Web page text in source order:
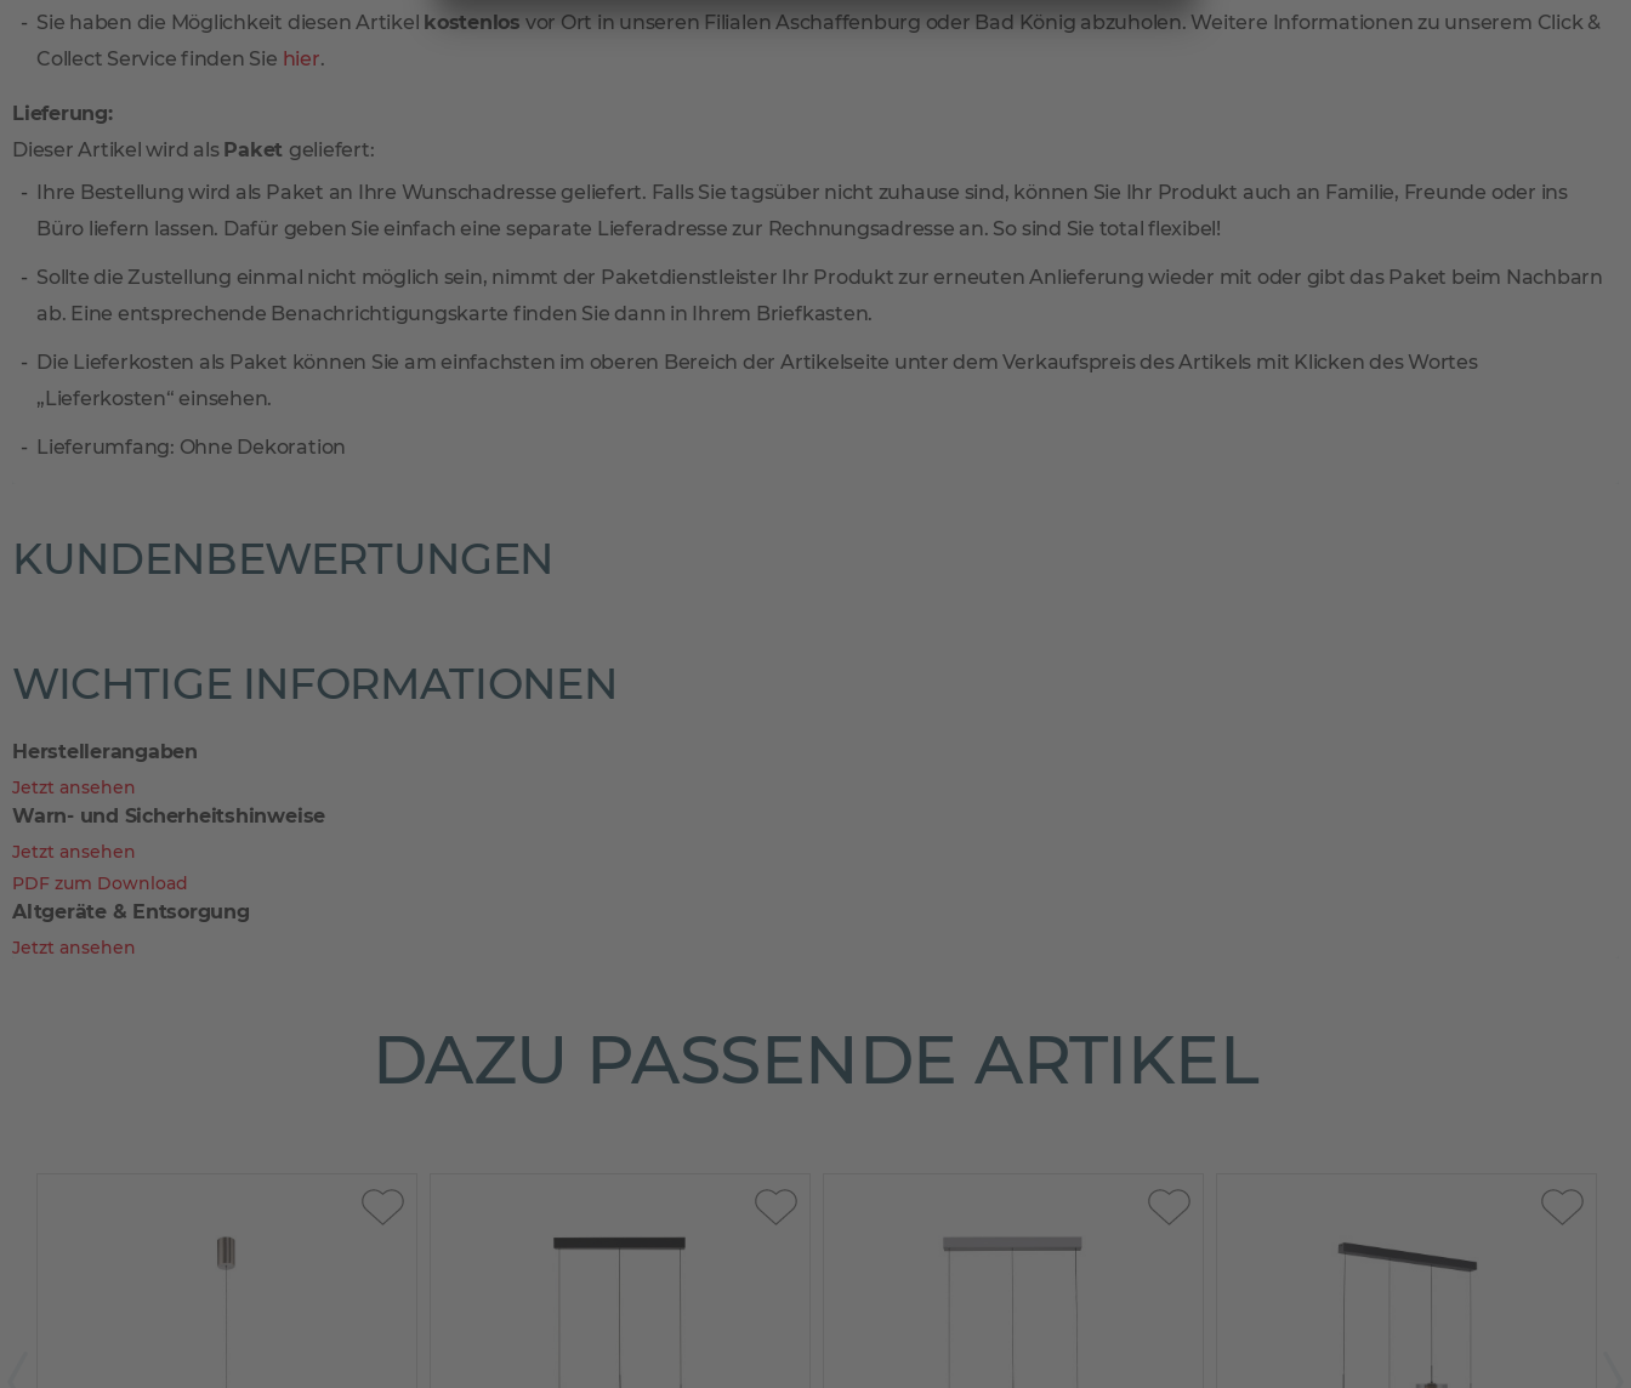
Sie haben die Möglichkeit diesen Artikel kostenlos vor Ort in unseren Filialen Aschaffenburg oder Bad König abzuholen. Weitere Informationen zu unserem Click &
Collect Service finden Sie hier.
Lieferung:
Dieser Artikel wird als Paket geliefert:
Ihre Bestellung wird als Paket an Ihre Wunschadresse geliefert. Falls Sie tagsüber nicht zuhause sind, können Sie Ihr Produkt auch an Familie, Freunde oder ins
Büro liefern lassen. Dafür geben Sie einfach eine separate Lieferadresse zur Rechnungsadresse an. So sind Sie total flexibel!
Sollte die Zustellung einmal nicht möglich sein, nimmt der Paketdienstleister Ihr Produkt zur erneuten Anlieferung wieder mit oder gibt das Paket beim Nachbarn
ab. Eine entsprechende Benachrichtigungskarte finden Sie dann in Ihrem Briefkasten.
Die Lieferkosten als Paket können Sie am einfachsten im oberen Bereich der Artikelseite unter dem Verkaufspreis des Artikels mit Klicken des Wortes
„Lieferkosten“ einsehen.
Lieferumfang: Ohne Dekoration
KUNDENBEWERTUNGEN
WICHTIGE INFORMATIONEN
Herstellerangaben
Jetzt ansehen
Warn- und Sicherheitshinweise
Jetzt ansehen
PDF zum Download
Altgeräte & Entsorgung
Jetzt ansehen
DAZU PASSENDE ARTIKEL